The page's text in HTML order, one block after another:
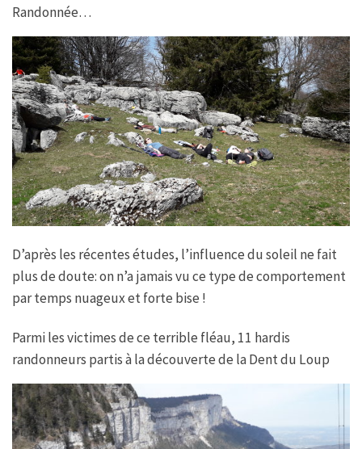
Randonnée…
D’après les récentes études, l’influence du soleil ne fait
plus de doute: on n’a jamais vu ce type de comportement
par temps nuageux et forte bise !
Parmi les victimes de ce terrible fléau, 11 hardis
randonneurs partis à la découverte de la Dent du Loup